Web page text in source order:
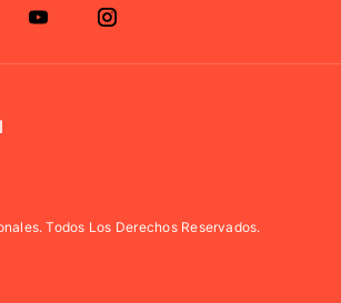
Todos Los Derechos Reservados.